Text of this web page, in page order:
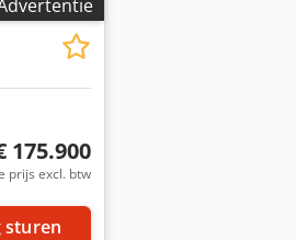
175.900
prijs excl. btw
sturen